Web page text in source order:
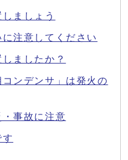
ましょう
注意してください
ましたか？
ンデンサ」は発火の
事故に注意